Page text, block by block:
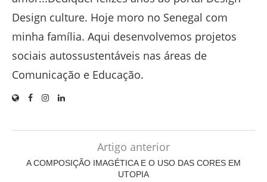
Design culture. Hoje moro no Senegal com
minha família. Aqui desenvolvemos projetos
sociais autossustentáveis nas áreas de
Comunicação e Educação.
Artigo anterior
A COMPOSIÇÃO IMAGÉTICA E O USO DAS CORES EM
UTOPIA